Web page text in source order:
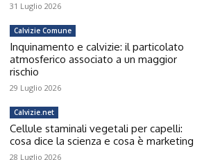
31 Luglio 2026
Calvizie Comune
Inquinamento e calvizie: il particolato
atmosferico associato a un maggior
rischio
29 Luglio 2026
Calvizie.net
Cellule staminali vegetali per capelli:
cosa dice la scienza e cosa è marketing
28 Luglio 2026